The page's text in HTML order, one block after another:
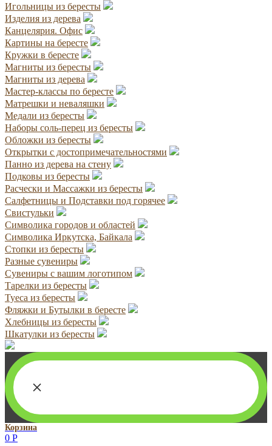
Игольницы из бересты
Изделия из дерева
Канцелярия. Офис
Картины на бересте
Кружки в бересте
Магниты из бересты
Магниты из дерева
Мастер-классы по бересте
Матрешки и неваляшки
Медали из бересты
Наборы соль-перец из бересты
Обложки из бересты
Открытки с достопримечательностями
Панно из дерева на стену
Подковы из бересты
Расчески и Массажки из бересты
Салфетницы и Подставки под горячее
Свистульки
Символика городов и областей
Символика Иркутска, Байкала
Стопки из бересты
Разные сувениры
Сувениры с вашим логотипом
Тарелки из бересты
Туеса из бересты
Фляжки и Бутылки в бересте
Хлебницы из бересты
Шкатулки из бересты
×
Корзина
0 Р